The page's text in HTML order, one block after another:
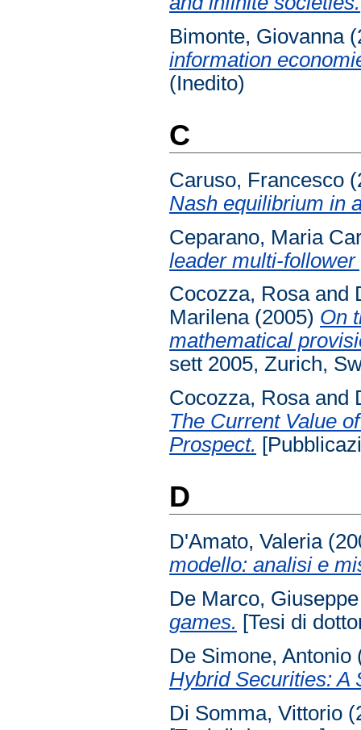
Bimonte, Giovanna
information
(Inedito)
C
Caruso, Francesco
Nash equilibrium in
Ceparano, Maria
leader multi-
Cocozza, Rosaand
Marilena(2005) On
mathematical
sett 2005, Zurich,
Cocozza, Rosaand
The Current Value
Prospect.
D
D'Amato, Valeria
modello: analisi e
De Marco, Giuseppe
games. [Tesi di
De Simone, Antonio
Hybrid Securities: A
Di Somma, Vittorio